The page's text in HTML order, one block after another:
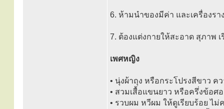
6. ห้ามนำของมีค่า และเครื่องร
7. ต้องแต่งกายให้สะอาด สุภาพ
เพศหญิง
• นุ่งผ้าถุง หรือกระโปรงสีขาว ค
• สวมเสื้อแขนยาว หรือครึ่งข้อศ
• รวบผม หวีผม ให้ดูเรียบร้อย ไม่